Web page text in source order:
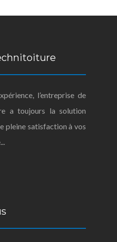
l’entreprise de
a toujours la solution
pleine satisfaction à vos